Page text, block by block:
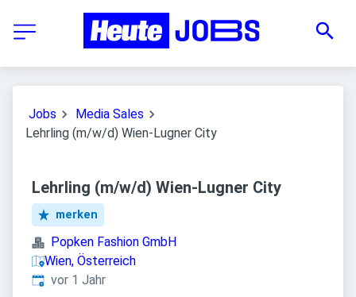
Jobs
Media Sales
Lehrling (m/w/d) Wien-Lugner City
Lehrling (m/w/d) Wien-Lugner City
merken
Popken Fashion GmbH
Wien, Österreich
Veröffentlicht
vor 1 Jahr